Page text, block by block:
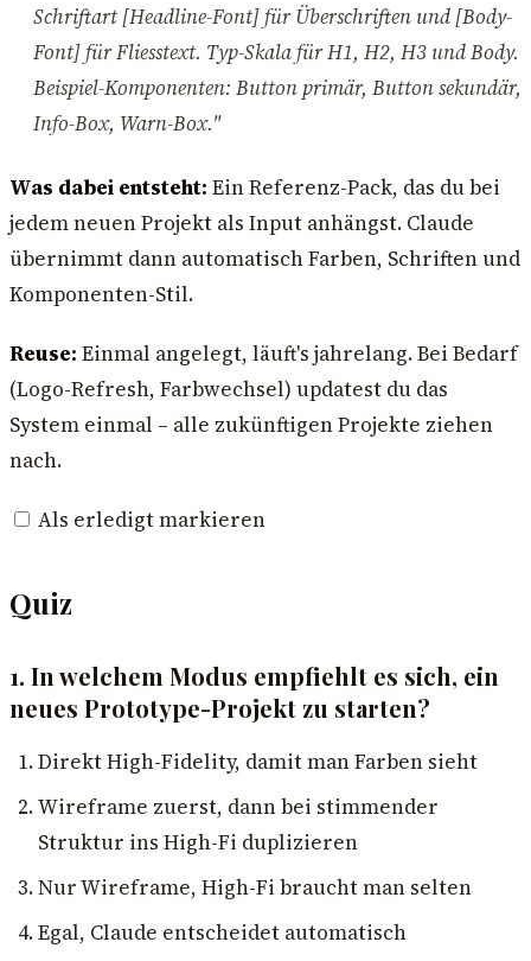
Schriftart [Headline-Font] für Überschriften und [Body-
Font] für Fliesstext. Typ-Skala für H1, H2, H3 und Body.
Beispiel-Komponenten: Button primär, Button sekundär,
Info-Box, Warn-Box."
Was dabei entsteht: Ein Referenz-Pack, das du bei
jedem neuen Projekt als Input anhängst. Claude
übernimmt dann automatisch Farben, Schriften und
Komponenten-Stil.
Reuse: Einmal angelegt, läuft's jahrelang. Bei Bedarf
(Logo-Refresh, Farbwechsel) updatest du das
System einmal – alle zukünftigen Projekte ziehen
nach.
Als erledigt markieren
Quiz
1. In welchem Modus empfiehlt es sich, ein
neues Prototype-Projekt zu starten?
Direkt High-Fidelity, damit man Farben sieht
Wireframe zuerst, dann bei stimmender
Struktur ins High-Fi duplizieren
Nur Wireframe, High-Fi braucht man selten
Egal, Claude entscheidet automatisch